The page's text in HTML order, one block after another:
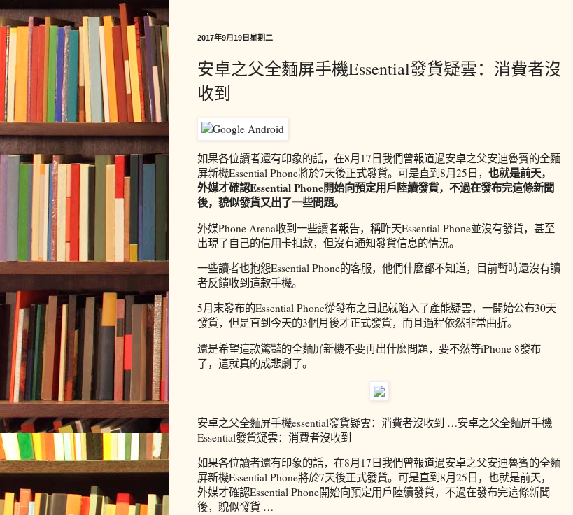
2017年9月19日星期二
安卓之父全麵屏手機Essential發貨疑雲：消費者沒
收到
如果各位讀者還有印象的話，在8月17日我們曾報道過安卓之父安迪魯賓的全麵
屏新機Essential Phone將於7天後正式發貨。可是直到8月25日， 也就是前天，
外媒才確認Essential Phone開始向預定用戶陸續發貨，不過在發布完這條新聞
後，貌似發貨又出了一些問題。
外媒Phone Arena收到一些讀者報告，稱昨天Essential Phone並沒有發貨，甚至
出現了自己的信用卡扣款，但沒有通知發貨信息的情況。
一些讀者也抱怨Essential Phone的客服，他們什麼都不知道，目前暫時還沒有讀
者反饋收到這款手機。
5月末發布的Essential Phone從發布之日起就陷入了產能疑雲，一開始公布30天
發貨，但是直到今天的3個月後才正式發貨，而且過程依然非常曲折。
還是希望這款驚豔的全麵屏新機不要再出什麼問題，要不然等iPhone 8發布
了，這就真的成悲劇了。
安卓之父全麵屏手機essential發貨疑雲：消費者沒收到 …安卓之父全麵屏手機
Essential發貨疑雲：消費者沒收到
如果各位讀者還有印象的話，在8月17日我們曾報道過安卓之父安迪魯賓的全麵
屏新機Essential Phone將於7天後正式發貨。可是直到8月25日，也就是前天，
外媒才確認Essential Phone開始向預定用戶陸續發貨，不過在發布完這條新聞
後，貌似發貨 …